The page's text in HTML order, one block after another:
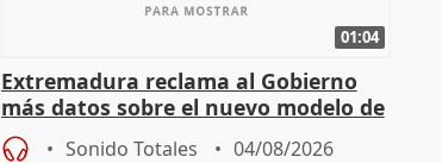
01:04
Extremadura reclama al Gobierno
más datos sobre el nuevo modelo de
financiación
Sonido Totales 04/08/2026